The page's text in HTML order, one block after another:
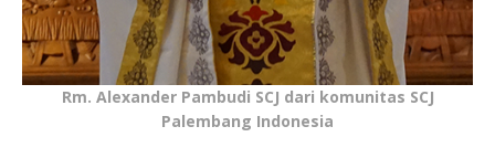
Rm. Alexander Pambudi SCJ dari komunitas SCJ
Palembang Indonesia